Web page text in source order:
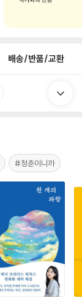
배송/반품/교환
#청춘이니까